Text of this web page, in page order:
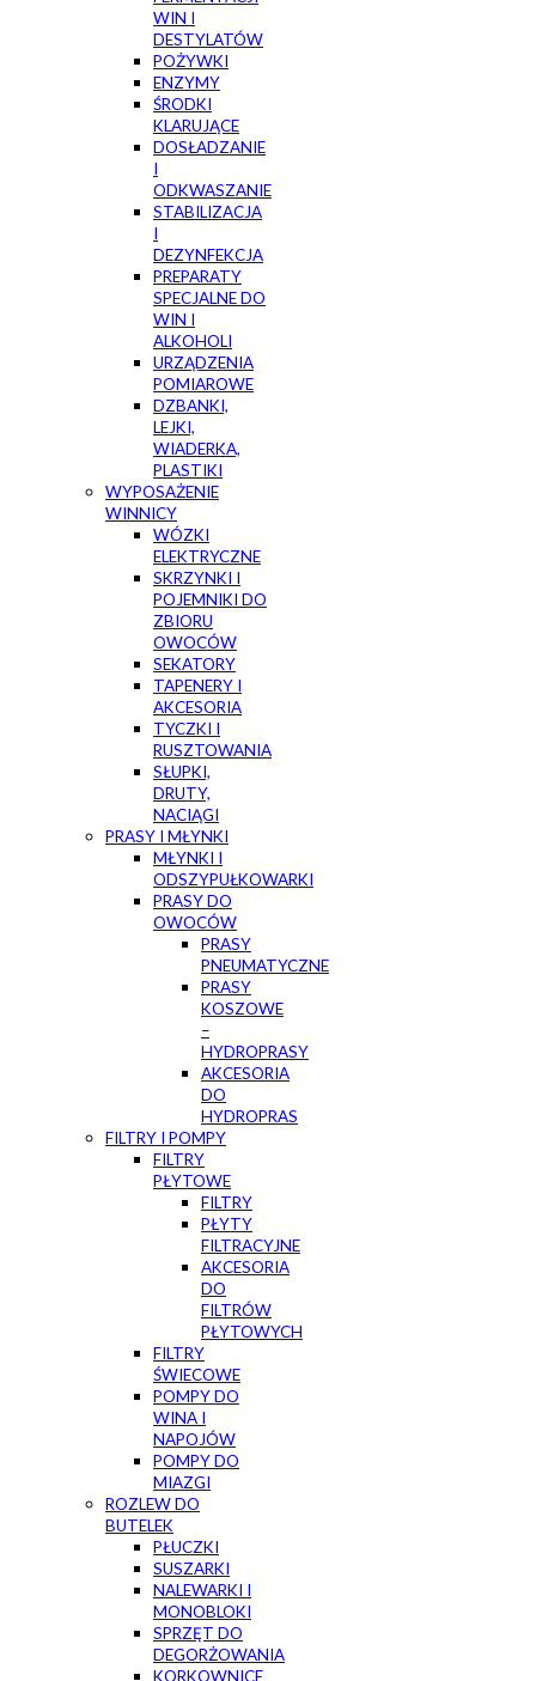
WIN I
DESTYLATÓW
POŻYWKI
ENZYMY
ŚRODKI
KLARUJĄCE
DOSŁADZANIE
I
ODKWASZANIE
STABILIZACJA
I
DEZYNFEKCJA
PREPARATY
SPECJALNE DO
WIN I
ALKOHOLI
URZĄDZENIA
POMIAROWE
DZBANKI,
LEJKI,
WIADERKA,
PLASTIKI
WYPOSAŻENIE
WINNICY
WÓZKI
ELEKTRYCZNE
SKRZYNKI I
POJEMNIKI DO
ZBIORU
OWOCÓW
SEKATORY
TAPENERY I
AKCESORIA
TYCZKI I
RUSZTOWANIA
SŁUPKI,
DRUTY,
NACIĄGI
PRASY I MŁYNKI
MŁYNKI I
ODSZYPUŁKOWARKI
PRASY DO
OWOCÓW
PRASY
PNEUMATYCZNE
PRASY
KOSZOWE
–
HYDROPRASY
AKCESORIA
DO
HYDROPRAS
FILTRY I POMPY
FILTRY
PŁYTOWE
FILTRY
PŁYTY
FILTRACYJNE
AKCESORIA
DO
FILTRÓW
PŁYTOWYCH
FILTRY
ŚWIECOWE
POMPY DO
WINA I
NAPOJÓW
POMPY DO
MIAZGI
ROZLEW DO
BUTELEK
PŁUCZKI
SUSZARKI
NALEWARKI I
MONOBLOKI
SPRZĘT DO
DEGORŻOWANIA
KORKOWNICE